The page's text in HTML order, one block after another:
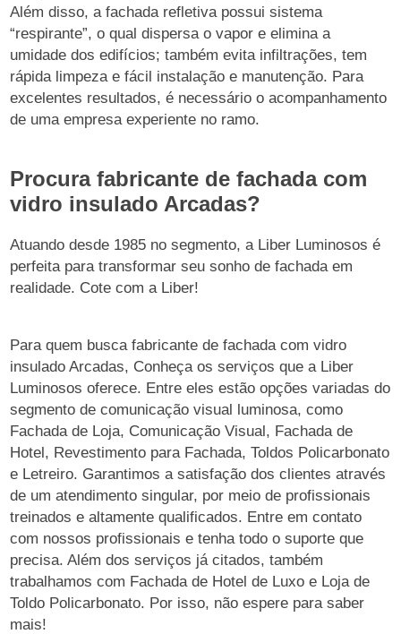
Além disso, a fachada refletiva possui sistema
“respirante”, o qual dispersa o vapor e elimina a
umidade dos edifícios; também evita infiltrações, tem
rápida limpeza e fácil instalação e manutenção. Para
excelentes resultados, é necessário o acompanhamento
de uma empresa experiente no ramo.
Procura fabricante de fachada com
vidro insulado Arcadas?
Atuando desde 1985 no segmento, a Liber Luminosos é
perfeita para transformar seu sonho de fachada em
realidade. Cote com a Liber!
Para quem busca fabricante de fachada com vidro
insulado Arcadas, Conheça os serviços que a Liber
Luminosos oferece. Entre eles estão opções variadas do
segmento de comunicação visual luminosa, como
Fachada de Loja, Comunicação Visual, Fachada de
Hotel, Revestimento para Fachada, Toldos Policarbonato
e Letreiro. Garantimos a satisfação dos clientes através
de um atendimento singular, por meio de profissionais
treinados e altamente qualificados. Entre em contato
com nossos profissionais e tenha todo o suporte que
precisa. Além dos serviços já citados, também
trabalhamos com Fachada de Hotel de Luxo e Loja de
Toldo Policarbonato. Por isso, não espere para saber
mais!